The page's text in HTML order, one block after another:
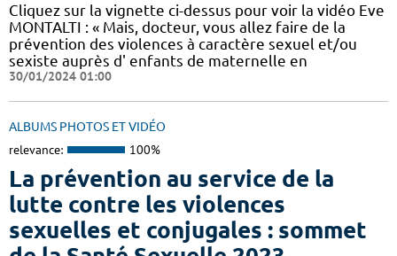
Cliquez sur la vignette ci-dessus pour voir la vidéo Eve
MONTALTI : « Mais, docteur, vous allez faire de la
prévention des violences à caractère sexuel et/ou
sexiste auprès d' enfants de maternelle en
30/01/2024 01:00
ALBUMS PHOTOS ET VIDÉO
relevance: 100%
La prévention au service de la
lutte contre les violences
sexuelles et conjugales : sommet